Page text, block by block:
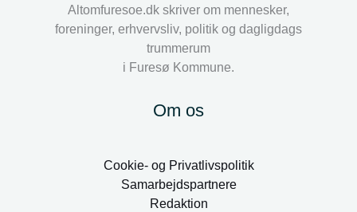
Altomfuresoe.dk skriver om mennesker,
foreninger, erhvervsliv, politik og dagligdags
trummerum
i Furesø Kommune.
Om os
Cookie- og Privatlivspolitik
Samarbejdspartnere
Redaktion